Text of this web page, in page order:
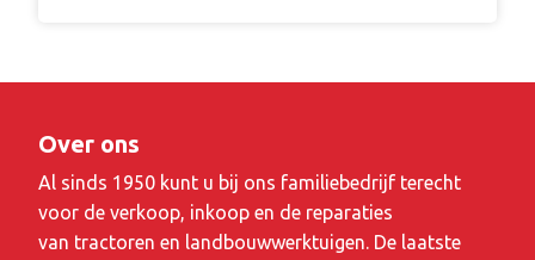
Over ons
Al sinds 1950 kunt u bij ons familiebedrijf terecht
voor de verkoop, inkoop en de reparaties
van tractoren en landbouwwerktuigen. De laatste